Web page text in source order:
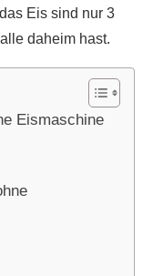
Eis sind nur 3
daheim hast.
Eismaschine